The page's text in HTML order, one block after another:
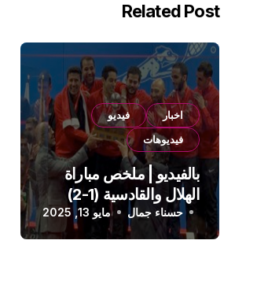
Related Post
اخبار
فيديو
فيديوهات
بالفيديو | ملخص مباراة
الهلال والقادسية (1-2)
الدوري السعودي
حسناء جمال مايو 13, 2025